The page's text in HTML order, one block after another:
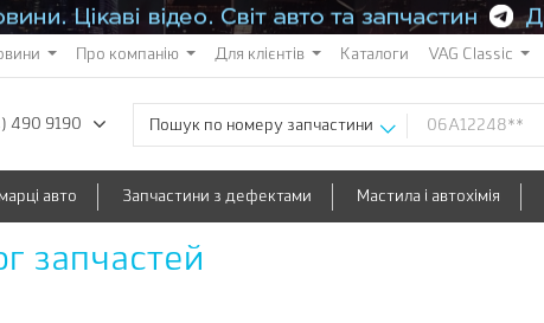
Про компанію Для клієнтів Каталоги VAG Classic
490 9190 Пошук по номеру запчастини
авто Запчастини з дефектами Мастила і автохімія
запчастей